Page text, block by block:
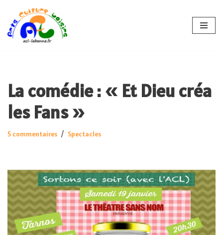
Aller
au
La comédie : « Et Dieu créa
les Fans »
5 commentaires Spectacles